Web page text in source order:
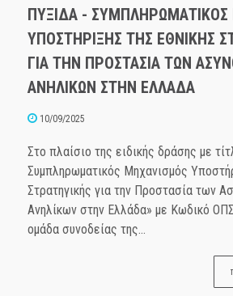
ΠΥΞΙΔΑ -
ΥΠΟΣΤΗΡΙΞΗΣ ΤΗΣ ΕΘΝΙΚΗΣ
ΓΙΑ ΤΗΝ ΠΡΟΣΤΑΣΙΑ ΤΩΝ
ΑΝΗΛΙΚΩΝ ΣΤΗΝ ΕΛΛΑΔΑ
10/09/2025
Στο πλαίσιο της ειδικής δράσης με
Συμπληρωματικός Μηχανισμός
Στρατηγικής για την Προστασία των
Ανηλίκων στην Ελλάδα» με Κωδικό
ομάδα συνοδείας της...